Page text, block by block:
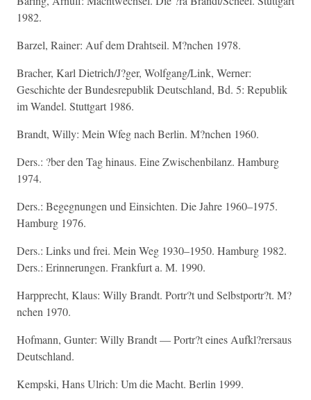
1982.
Barzel, Rainer: Auf dem Drahtseil. M?nchen 1978.
Bracher, Karl Dietrich/J?ger, Wolfgang/Link, Werner:
Geschichte der Bundesrepublik Deutschland, Bd. 5: Republik
im Wandel. Stuttgart 1986.
Brandt, Willy: Mein Wfeg nach Berlin. M?nchen 1960.
Ders.: ?ber den Tag hinaus. Eine Zwischenbilanz. Hamburg
1974.
Ders.: Begegnungen und Einsichten. Die Jahre 1960–1975.
Hamburg 1976.
Ders.: Links und frei. Mein Weg 1930–1950. Hamburg 1982.
Ders.: Erinnerungen. Frankfurt а. M. 1990.
Harpprecht, Klaus: Willy Brandt. Portr?t und Selbstportr?t. M?
nchen 1970.
Hofmann, Gunter: Willy Brandt — Portr?t eines Aufkl?rersaus
Deutschland.
Kempski, Hans Ulrich: Um die Macht. Berlin 1999.